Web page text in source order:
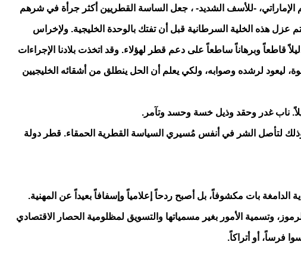
الإماراتي، -للأسف الشديد- ، جعل الساسة القطريين أكثر جرأة في شرهم
عزل هذه الخلية السرطانية قبل أن تفتك بالوحدة الخليجية. ولإخراس
قاطعاً وبرهاناً ساطعاً على دعم قطر لهؤلاء. وقد اتخذت بلادنا الإجراءات
ليعود لرشده وصوابه، ولكي يعلم أن الحل ينطلق من أشقائه الخليجيين
ناب غدر وحقد وذيل خسة وحسد وتآمر.
لتأصل الشر في أنفس مُسيري السياسة القطرية الحمقاء. قطر دولة
بات مكشوفاً، بل أصبح ردحاً إعلامياً وإسفافاً بعيداً عن المهنية.
وتسمية الأمور بغير مسمياتها والتسويق لمظلومية الحصار الاقتصادي
فرساً، أو أتراكاً.